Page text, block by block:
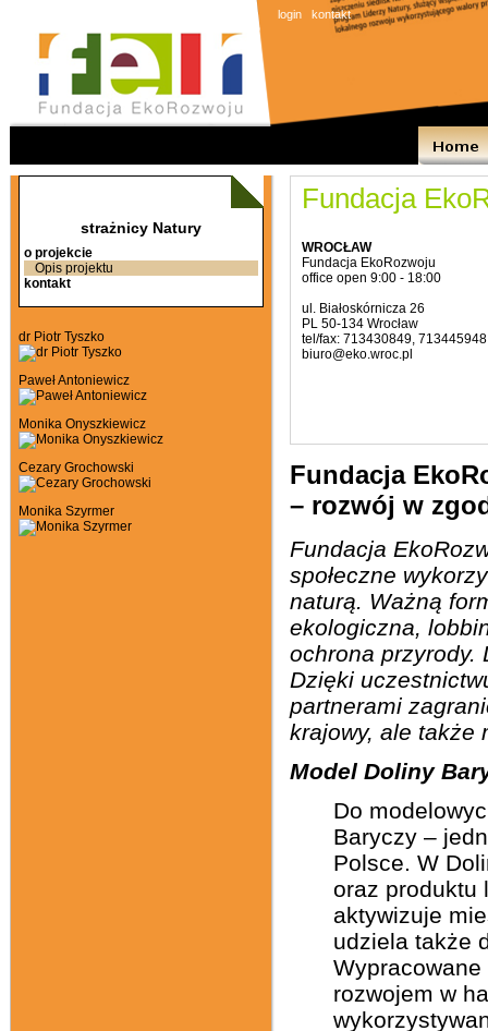
login kontakt
strażnicy Natury
o projekcie
Opis projektu
kontakt
dr Piotr Tyszko
Paweł Antoniewicz
Monika Onyszkiewicz
Cezary Grochowski
Monika Szyrmer
Fundacja
WROCŁAW
Fundacja EkoRozwoju
office open 9:00 - 18:00
ul. Białoskórnicza 26
PL 50-134 Wrocław
tel/fax: 713430849, 713445948
biuro@eko.wroc.pl
Fundacja
– rozwój w
Fundacja
społeczne
naturą. Ważną
ekologiczna,
ochrona przyrody.
Dzięki
partnerami
krajowy, ale także
Model Doliny
Do
Baryczy –
Polsce. W
oraz produktu
aktywizuje
udziela także
rozwojem w